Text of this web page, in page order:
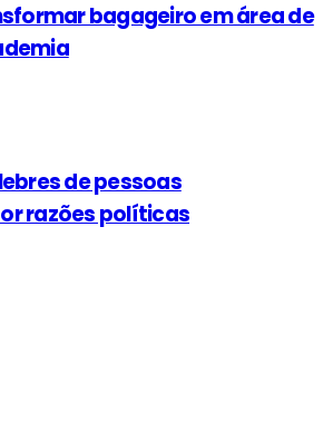
bagageiro em área de
de pessoas
razões políticas